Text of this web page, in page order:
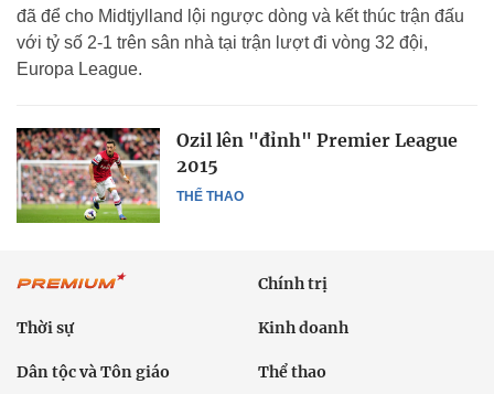
đã để cho Midtjylland lội ngược dòng và kết thúc trận đấu
với tỷ số 2-1 trên sân nhà tại trận lượt đi vòng 32 đội,
Europa League.
THỂ THAO
Ozil lên "đỉnh" Premier League
2015
Chính trị
Thời sự Kinh doanh
Dân tộc và Tôn giáo Thể thao